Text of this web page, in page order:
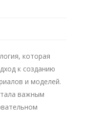
которая
к созданию
и моделей.
важным